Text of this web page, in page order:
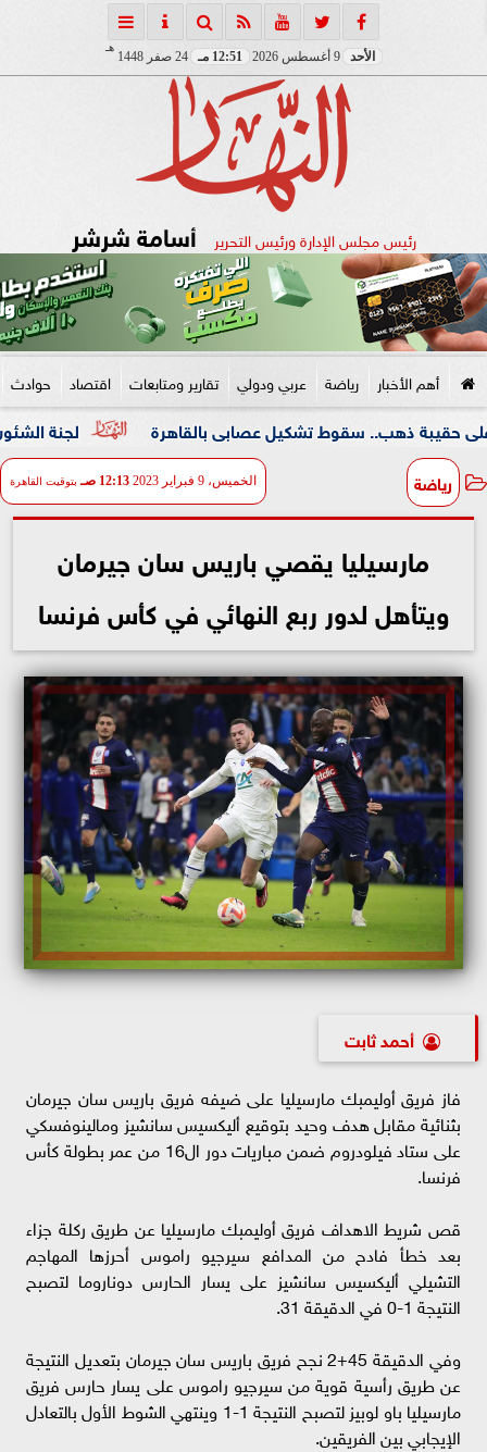
الأحد 12:51 مـ 24 صفر 1448
هـ
رئيس مجلس الإدارة ورئيس التحرير أسامة شرشر
أهم الأخبار رياضة عربي ودولي تقارير ومتابعات اقتصاد حوادث
لجنة الشئون العربية سقوط تشكيل عصابى بالقاهرة
رياضة الخميس، 9 فبراير 2023 12:13 صـ بتوقيت القاهرة
مارسيليا يقصي باريس سان جيرمان
ويتأهل لدور ربع النهائي في كأس فرنسا
أحمد ثابت
فاز فريق أوليمبك مارسيليا على ضيفه فريق باريس سان جيرمان
بثنائية مقابل هدف وحيد بتوقيع أليكسيس سانشيز ومالينوفسكي
على ستاد فيلودروم ضمن مباريات دور ال16 من عمر بطولة كأس
فرنسا.
قص شريط الاهداف فريق أوليمبك مارسيليا عن طريق ركلة جزاء
بعد خطأ فادح من المدافع سيرجيو راموس أحرزها المهاجم
التشيلي أليكسيس سانشيز على يسار الحارس دوناروما لتصبح
النتيجة 1-0 في الدقيقة 31.
وفي الدقيقة 45+2 نجح فريق باريس سان جيرمان بتعديل النتيجة
عن طريق رأسية قوية من سيرجيو راموس على يسار حارس فريق
مارسيليا باو لوبيز لتصبح النتيجة 1-1 وينتهي الشوط الأول بالتعادل
الإيجابي بين الفريقين.